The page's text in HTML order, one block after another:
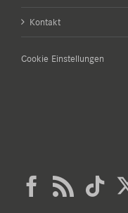
Kontakt
Cookie Einstellungen